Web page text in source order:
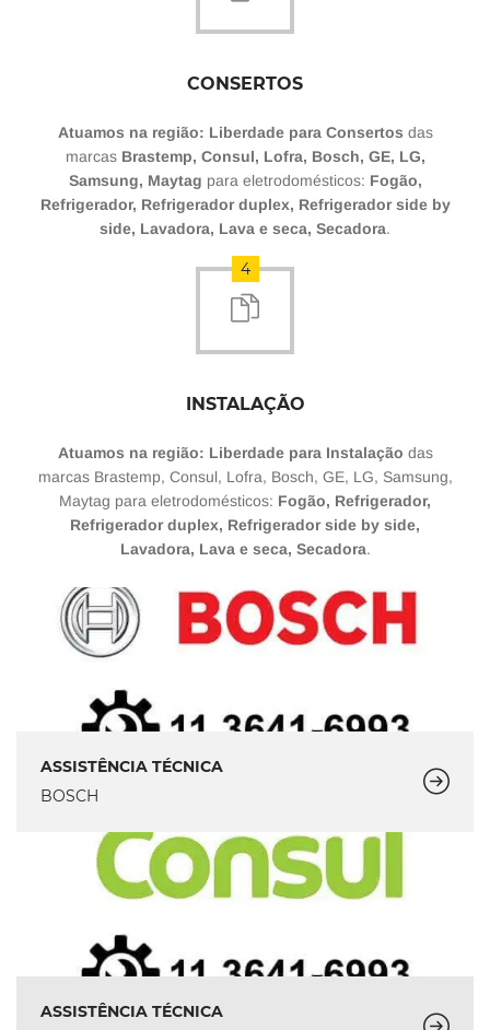
CONSERTOS
Atuamos na região: Liberdade para Consertos das
marcas Brastemp, Consul, Lofra, Bosch, GE, LG,
Samsung, Maytag para eletrodomésticos: Fogão,
Refrigerador, Refrigerador duplex, Refrigerador side by
side, Lavadora, Lava e seca, Secadora.
4
INSTALAÇÃO
Atuamos na região: Liberdade para Instalação das
marcas Brastemp, Consul, Lofra, Bosch, GE, LG, Samsung,
Maytag para eletrodomésticos: Fogão, Refrigerador,
Refrigerador duplex, Refrigerador side by side,
Lavadora, Lava e seca, Secadora.
ASSISTÊNCIA TÉCNICA
BOSCH
ASSISTÊNCIA TÉCNICA